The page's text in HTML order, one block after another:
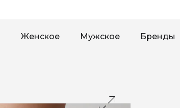
Женское Мужское Бренды